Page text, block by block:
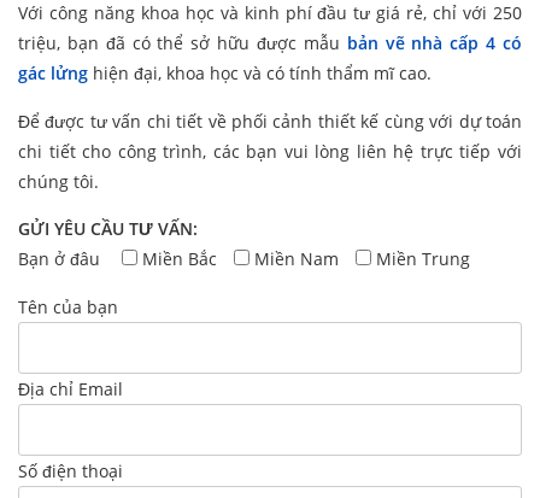
Với công năng khoa học và kinh phí đầu tư giá rẻ, chỉ với 250
triệu, bạn đã có thể sở hữu được mẫu bản vẽ nhà cấp 4 có
gác lửng hiện đại, khoa học và có tính thẩm mĩ cao.
Để được tư vấn chi tiết về phối cảnh thiết kế cùng với dự toán
chi tiết cho công trình, các bạn vui lòng liên hệ trực tiếp với
chúng tôi.
GỬI YÊU CẦU TƯ VẤN:
Bạn ở đâu
Miền Bắc Miền Nam Miền Trung
Tên của bạn
Địa chỉ Email
Số điện thoại